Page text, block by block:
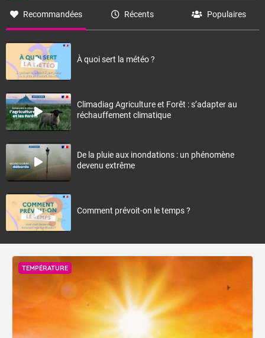
Recommandées Récents Populaires
À quoi sert la météo ?
Climadiag Agriculture et Forêt : s’adapter au
réchauffement climatique
De la pluie aux inondations : un phénomène
devenu extrême
Comment prévoit-on le temps ?
TEMPÉRATURE